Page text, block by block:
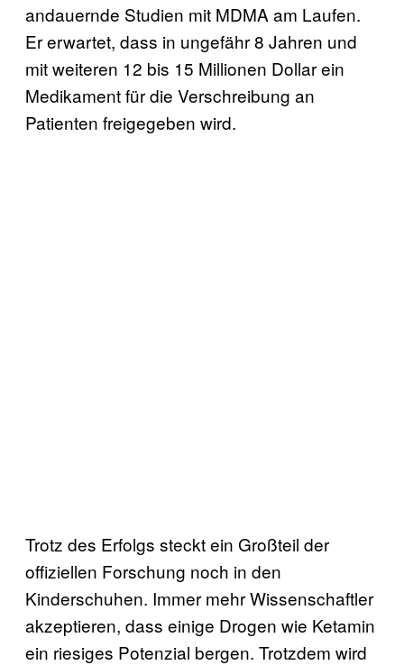
andauernde Studien mit MDMA am Laufen.
Er erwartet, dass in ungefähr 8 Jahren und
mit weiteren 12 bis 15 Millionen Dollar ein
Medikament für die Verschreibung an
Patienten freigegeben wird.
Trotz des Erfolgs steckt ein Großteil der
offiziellen Forschung noch in den
Kinderschuhen. Immer mehr Wissenschaftler
akzeptieren, dass einige Drogen wie Ketamin
ein riesiges Potenzial bergen. Trotzdem wird